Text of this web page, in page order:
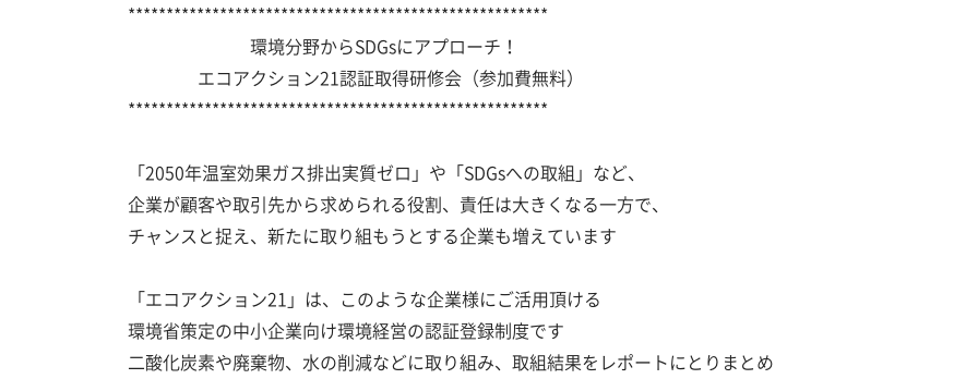
*******************************************************
環境分野からSDGsにアプローチ！
エコアクション21認証取得研修会（参加費無料）
*******************************************************
「2050年温室効果ガス排出実質ゼロ」や「SDGsへの取組」など、
企業が顧客や取引先から求められる役割、責任は大きくなる一方で、
チャンスと捉え、新たに取り組もうとする企業も増えています
「エコアクション21」は、 このような企業様にご活用頂ける
環境省策定の中小企業向け環境経営の認証登録制度です
二酸化炭素や廃棄物、水の削減などに取り組み、取組結果をレポートにとりまとめ